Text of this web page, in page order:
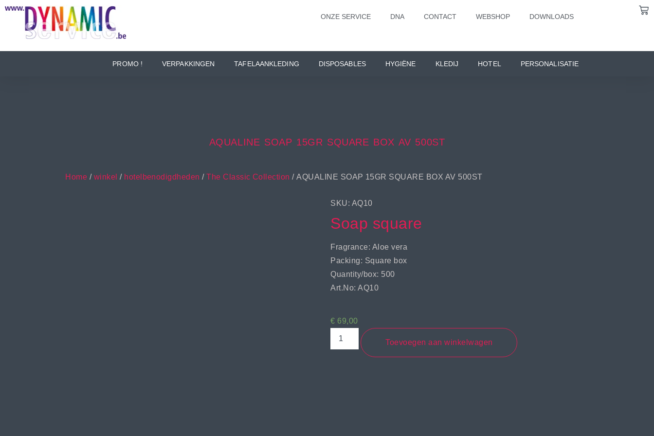
ONZE SERVICE DNA CONTACT WEBSHOP DOWNLOADS
PROMO ! VERPAKKINGEN TAFELAANKLEDING DISPOSABLES HYGIËNE KLEDIJ HOTEL PERSONALISATIE
AQUALINE SOAP 15GR SQUARE BOX AV 500ST
Home / winkel / hotelbenodigdheden /The Classic Collection / AQUALINE SOAP 15GR SQUARE BOX AV 500ST
SKU: AQ10
Soap square
Fragrance: Aloe vera
Packing: Square box
Quantity/box: 500
Art.No: AQ10
€ 69,00
Toevoegen aan winkelwagen